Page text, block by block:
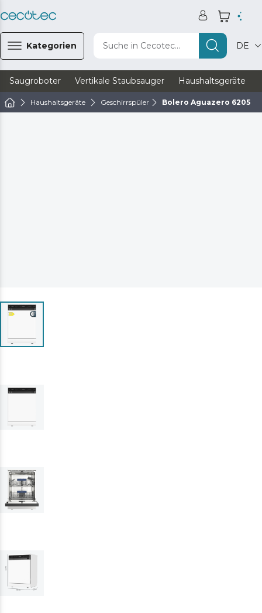
Kategorien Suche in Cecotec... DE
Saugroboter Vertikale Staubsauger Haushaltsgeräte
Haushaltsgeräte Geschirrspüler Bolero Aguazero 6205